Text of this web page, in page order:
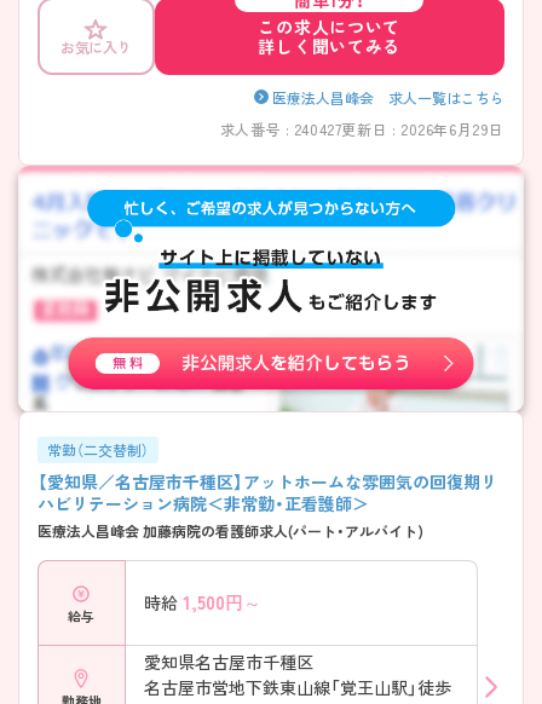
ているのも特徴です。年間休日120日以上、残業少めなど、生活リズムを
大切にしながら働ける点も魅力です。経験年数に関わらず段階的に学べ
る教育の体制が整っており、新卒者のほかに中途入社の方にもサポート
ナースがついてくださるので、安心して長く続けることができる法人で
ています。 ・入職後すぐに3日間の有給休暇付与/リフレッシュ休暇2日あ
り ・「年間休日120日以上」で、計画的にお休みを確保 ・残業は少なめで、
との両立がしやすい環境です ――――――――――――――― ■ 安定
した収入を得ながら働けます ――――――――――――――― 長く続
けやすい給与面もポイントです。 ・賞与は年2回の合計4か月分の支給 ・
経験やスキルに応じた給与体系を採用 ・各種手当が整っており、毎月の
収入が安定 → 日々の頑張りが評価につながります
――――――――――――――― ■ 一歩ずつ成長できる教育環境
――――――――――――――― 経験に合わせたフォローがあるので
安心です。 ・経験年数に応じたサポート担当がつき、丁寧に指導 ・年間を
通じた教育プログラムで丁寧に基礎から着実に習得 ・院内研修も充実し
ており、業務理解を深めながら学べます →他にも専門性に富んだ様々な
――――――――――――――― ■ チームで支え合える職場です♪
――――――――――――――― 日々の業務に集中しやすい環境です。
・病棟全体の顔が見える規模感で、連携がスムーズ ・幅広い年齢層が在籍
し、落ち着いた雰囲気 ・業務分担が明確で、負担が偏らない運営を大切に
しています
お気に入り
この求人について
詳しく聞いてみる
医療法人昌峰会 求人一覧はこちら
求人番号 : 240427更新日 : 2026年6月29日
常勤（二交替制）
【愛知県／名古屋市千種区】アットホームな雰囲気の回復期リ
ハビリテーション病院＜非常勤・正看護師＞
医療法人昌峰会 加藤病院の看護師求人(パート・アルバイト)
給与
時給 1,500円～
愛知県名古屋市千種区
名古屋市営地下鉄東山線「覚王山駅」徒歩